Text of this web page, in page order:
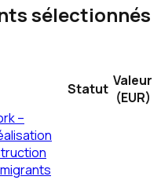
sélectionnés
Statut Valeur
(EUR)
–